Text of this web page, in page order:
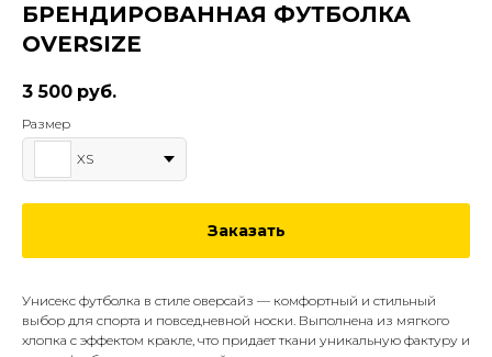
БРЕНДИРОВАННАЯ ФУТБОЛКА
OVERSIZE
3 500 руб.
Размер
XS
Заказать
Унисекс футболка в стиле оверсайз — комфортный и стильный
выбор для спорта и повседневной носки. Выполнена из мягкого
хлопка с эффектом кракле, что придает ткани уникальную фактуру и